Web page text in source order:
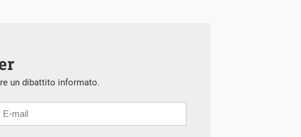
un dibattito informato.